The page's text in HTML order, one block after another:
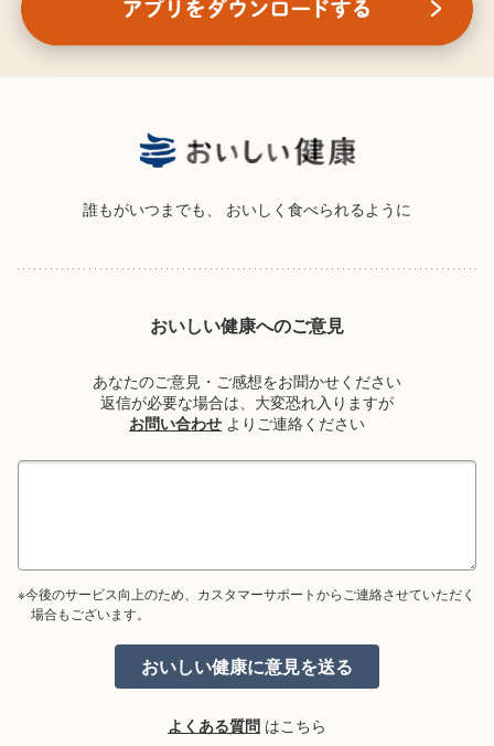
誰もがいつまでも、 おいしく食べられるように
おいしい健康へのご意見
あなたのご意見・ご感想をお聞かせください
返信が必要な場合は、大変恐れ入りますが
お問い合わせ よりご連絡ください
※今後のサービス向上のため、カスタマーサポートからご連絡させていただく
場合もございます。
よくある質問 はこちら